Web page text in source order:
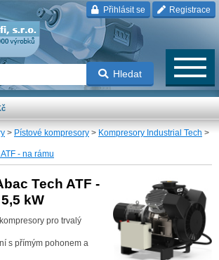
Přihlásit se Registrace
Hledat
> Pístové kompresory > Kompresory Industrial Tech >
- na rámu
Tech ATF -
kW
pro trvalý
s přímým pohonem a